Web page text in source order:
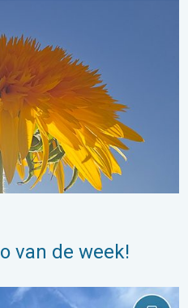
Weer&Radar Uploader. . .
van de week!
Weer&Radar uploader. . .